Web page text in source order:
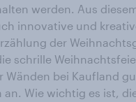
werden. Aus
innovative und
der
schrille
Wänden bei Kaufland
an. Wie wichtig es ist,